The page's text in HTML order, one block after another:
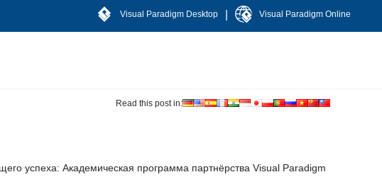
Visual Paradigm Desktop Visual Paradigm Online
Read this post in:
успеха: Академическая программа партнёрства Visual Paradigm